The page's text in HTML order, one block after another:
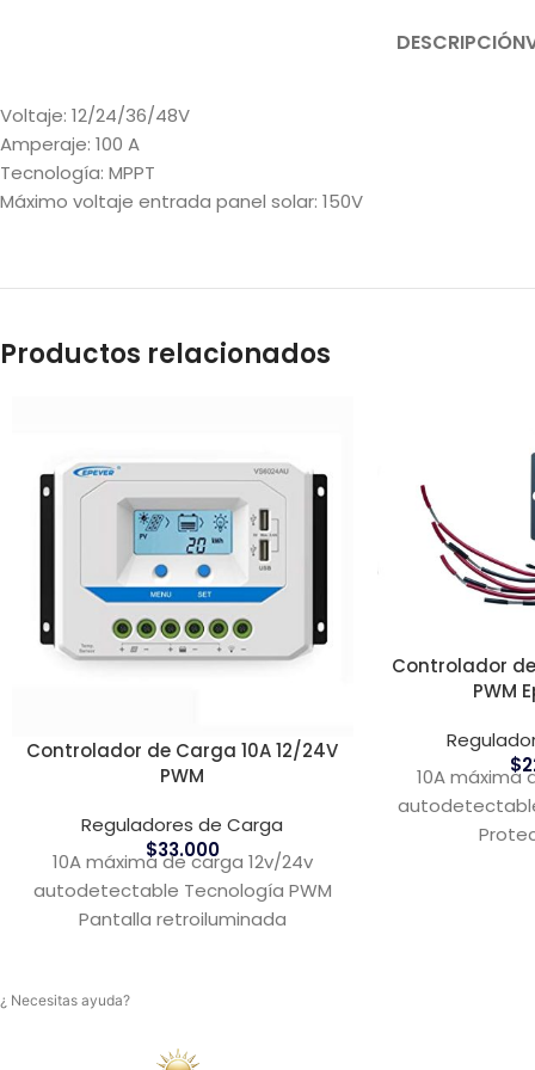
DESCRIPCIÓN
Voltaje: 12/24/36/48V
Amperaje: 100 A
Tecnología: MPPT
Máximo voltaje entrada panel solar: 150V
Productos relacionados
Controlador de Carga 10A 12/24V
PWM
Reguladores de Carga
$33.000
10A máxima de carga 12v/24v
autodetectable Tecnología PWM
Pantalla retroiluminada
Controlador
PWM
$
10A máxima
¿ Necesitas ayuda?